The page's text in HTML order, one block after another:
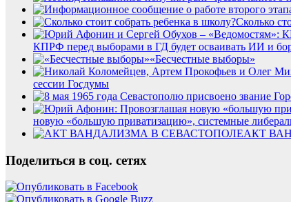
Сколько
КПРФ перед выборами в ГД будет осваивать ИИ и
«Бесчестные выборы»
сессии Госдумы
новую «большую приватизацию», системные
АКТ
Поделиться в соц. сетях